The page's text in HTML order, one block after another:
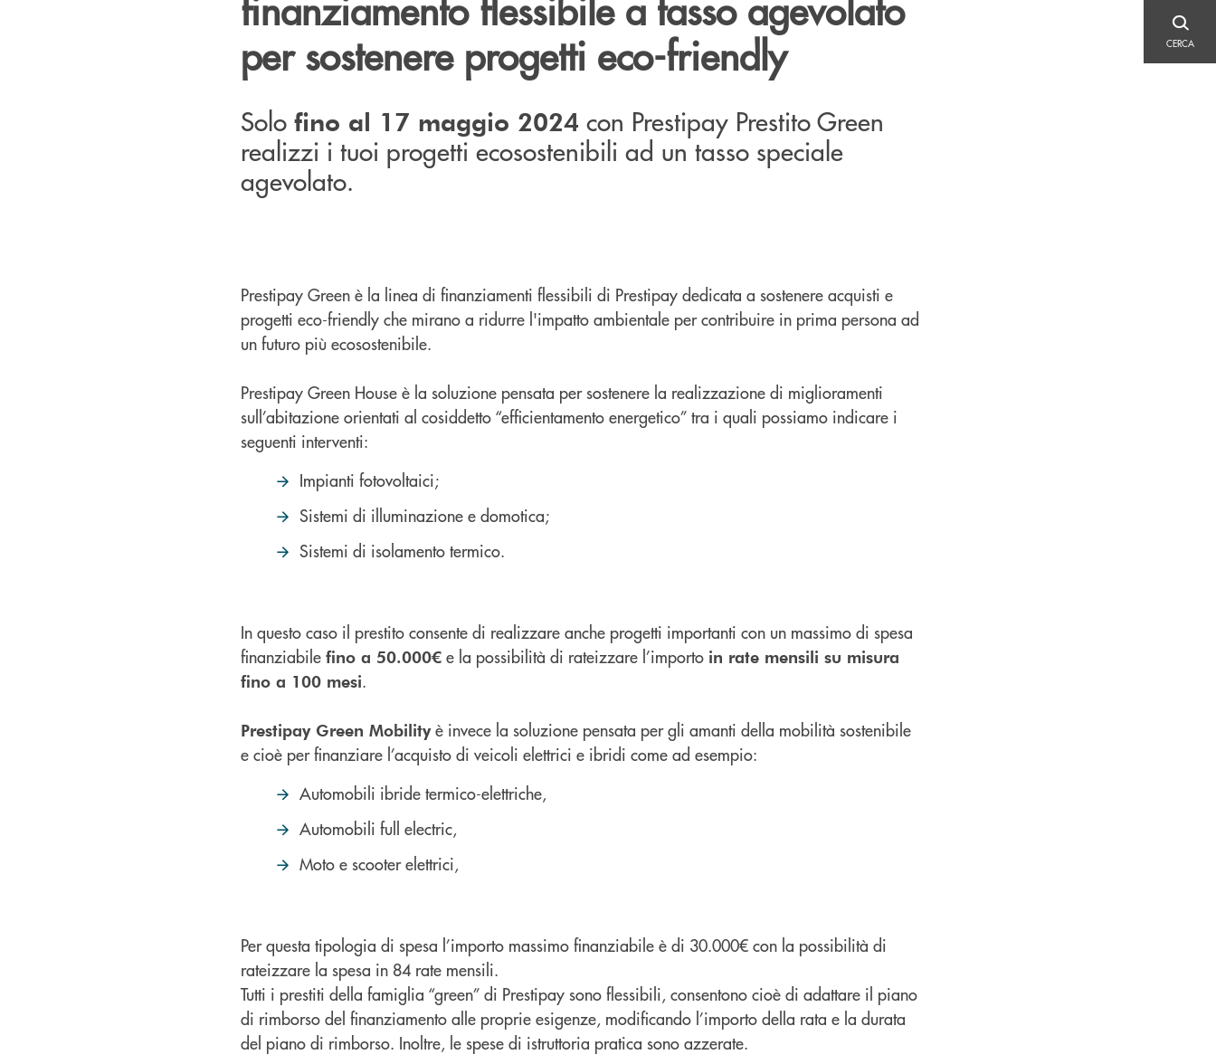
CERCA
per sostenere progetti eco-friendly
Solo fino al 17 maggio 2024 con Prestipay Prestito Green
realizzi i tuoi progetti ecosostenibili ad un tasso speciale
agevolato.
Prestipay Green è la linea di finanziamenti flessibili di Prestipay dedicata a sostenere acquisti e
progetti eco-friendly che mirano a ridurre l'impatto ambientale per contribuire in prima persona ad
un futuro più ecosostenibile.
Prestipay Green House è la soluzione pensata per sostenere la realizzazione di miglioramenti
sull’abitazione orientati al cosiddetto “efficientamento energetico” tra i quali possiamo indicare i
seguenti interventi:
Impianti fotovoltaici;
Sistemi di illuminazione e domotica;
Sistemi di isolamento termico.
In questo caso il prestito consente di realizzare anche progetti importanti con un massimo di spesa
finanziabile fino a 50.000€ e la possibilità di rateizzare l’importo in rate mensili su misura
fino a 100 mesi.
Prestipay Green Mobilityè invece la soluzione pensata per gli amanti della mobilità sostenibile
e cioè per finanziare l’acquisto di veicoli elettrici e ibridi come ad esempio:
Automobili ibride termico-elettriche,
Automobili full electric,
Moto e scooter elettrici,
Per questa tipologia di spesa l’importo massimo finanziabile è di 30.000€ con la possibilità di
rateizzare la spesa in 84 rate mensili.
Tutti i prestiti della famiglia “green” di Prestipay sono flessibili, consentono cioè di adattare il piano
di rimborso del finanziamento alle proprie esigenze, modificando l’importo della rata e la durata
del piano di rimborso. Inoltre, le spese di istruttoria pratica sono azzerate.